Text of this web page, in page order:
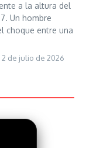
a la altura del
Un hombre
choque entre una
2 de julio de 2026